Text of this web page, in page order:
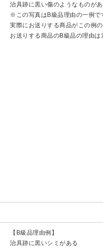
治具跡に黒い傷のようなものが
※この写真はB級品理由の一例で
実際にお送りする商品がこの例
お送りする商品のB級品の理由は
【B級品理由例】
治具跡に黒いシミがある